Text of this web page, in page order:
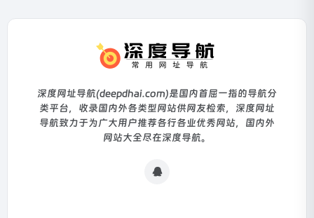
深度网址导航(deepdhai.com)是国内首屈一指的导航分
类平台，收录国内外各类型网站供网友检索，深度网址
导航致力于为广大用户推荐各行各业优秀网站，国内外
网站大全尽在深度导航。